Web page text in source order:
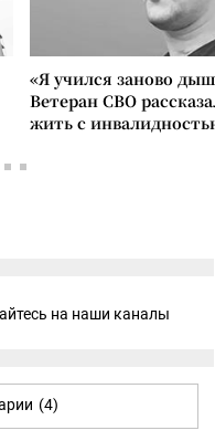
«Я учился заново
Ветеран СВО
жить с
на наши каналы
(4)